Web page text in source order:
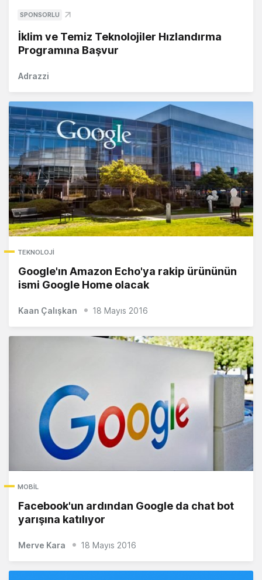
SPONSORLU
İklim ve Temiz Teknolojiler Hızlandırma
Programına Başvur
Adrazzi
TEKNOLOJI
Google'ın Amazon Echo'ya rakip ürününün
ismi Google Home olacak
Kaan Çalışkan 18 Mayıs 2016
MOBIL
Facebook'un ardından Google da chat bot
yarışına katılıyor
Merve Kara 18 Mayıs 2016